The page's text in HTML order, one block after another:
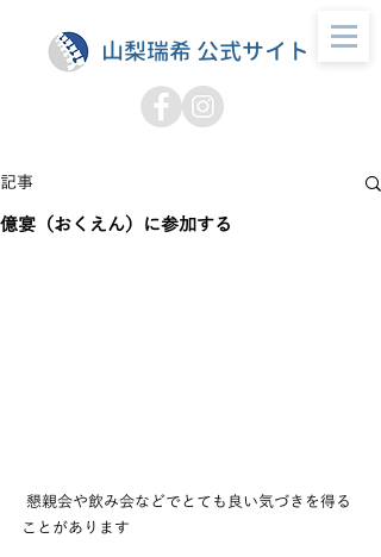
山梨瑞希 公式サイト
記事
億宴（おくえん）に参加する
懇親会や飲み会などでとても良い気づきを得る
ことがあります